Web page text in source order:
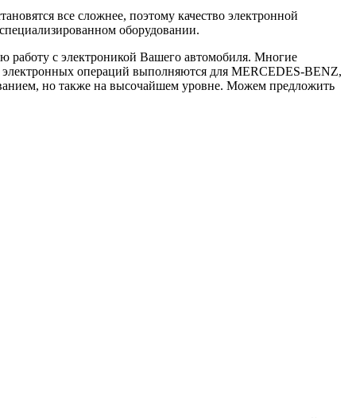
все сложнее, поэтому качество электронной
оборудовании.
работу с электроникой Вашего автомобиля. Многие
операций выполняются для MERCEDES-BENZ,
но также на высочайшем уровне. Можем предложить